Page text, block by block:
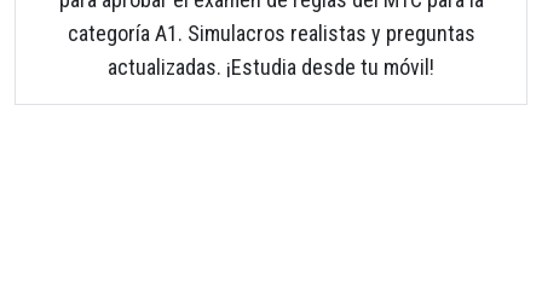
categoría A1. Simulacros realistas y preguntas
actualizadas. ¡Estudia desde tu móvil!